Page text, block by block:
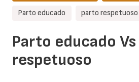
Parto educado
respetuoso
Parto educado parto respetuoso